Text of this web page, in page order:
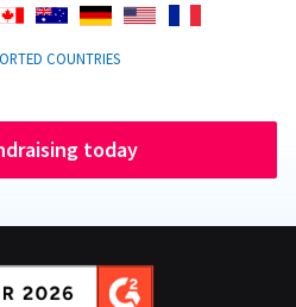
COUNTRIES
today